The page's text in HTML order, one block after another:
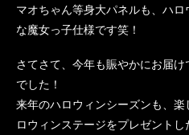
マオちゃん等身大パネルも、ハ
な魔女っ子仕様です笑！
さてさて、今年も賑やかにお届
でした！
来年のハロウィンシーズンも、
ロウィンステージをプレゼント